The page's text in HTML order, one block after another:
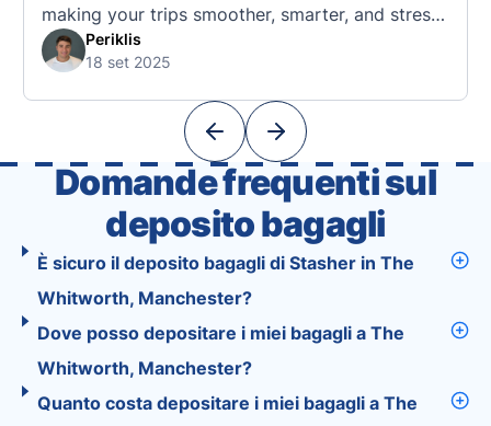
making your trips smoother, smarter, and stress-
free. 🧭 What Makes the Tourist App Unique?
Unlike standard travel apps, Tourist combines
With Tourist, your trip planning becomes as
Periklis
18 set 2025
Domande frequenti sul
deposito bagagli
È sicuro il deposito bagagli di Stasher in The
Whitworth, Manchester?
Dove posso depositare i miei bagagli a The
Whitworth, Manchester?
Quanto costa depositare i miei bagagli a The